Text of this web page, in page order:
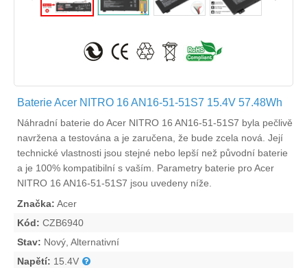
Baterie Acer NITRO 16 AN16-51-51S7 15.4V 57.48Wh
Náhradní baterie do Acer NITRO 16 AN16-51-51S7 byla pečlivě
navržena a testována a je zaručena, že bude zcela nová. Její
technické vlastnosti jsou stejné nebo lepší než původní baterie
a je 100% kompatibilní s vaším. Parametry baterie pro Acer
NITRO 16 AN16-51-51S7 jsou uvedeny níže.
Značka: Acer
Kód: CZB6940
Stav: Nový, Alternativní
Napětí: 15.4V